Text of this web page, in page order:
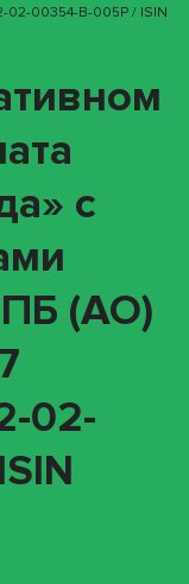
02-00354-B-005P / ISIN
с
(АО)
02-